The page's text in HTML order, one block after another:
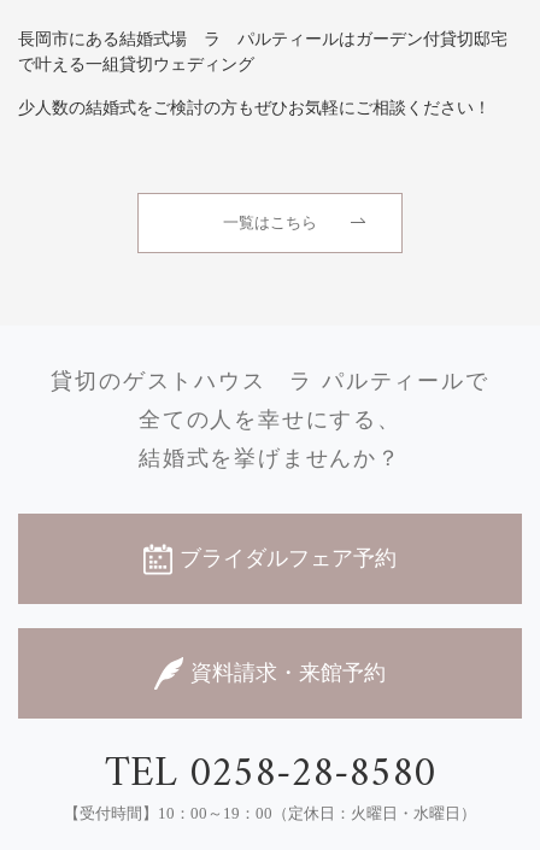
長岡市にある結婚式場 ラ パルティールはガーデン付貸切邸宅
で叶える一組貸切ウェディング
少人数の結婚式をご検討の方もぜひお気軽にご相談ください！
一覧はこちら
貸切のゲストハウス ラ パルティールで
全ての人を幸せにする、
結婚式を挙げませんか？
ブライダルフェア予約
資料請求・来館予約
TEL 0258-28-8580
【受付時間】10：00～19：00（定休日：火曜日・水曜日）